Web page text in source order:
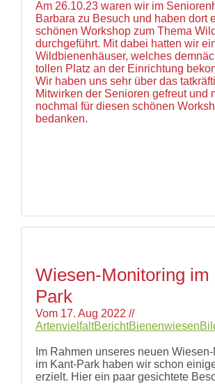
Literatur
Bienenfreundlich
Gärtnern
Allgemein
Biologische
Am 26.10.23 waren wir im
Barbara zu Besuch und haben dort
schönen Workshop zum Thema
durchgeführt. Mit dabei hatten wir
Wildbienenhäuser, welches
tollen Platz an der Einrichtung
Wir haben uns sehr über das
Mitwirken der Senioren gefreut und
nochmal für diesen schönen
bedanken.
Wiesen-Monitoring im
Park
Vom 17. Aug 2022 //
ArtenvielfaltBerichtBienenwiesen
Im Rahmen unseres neuen
im Kant-Park haben wir schon
erzielt. Hier ein paar gesichtete